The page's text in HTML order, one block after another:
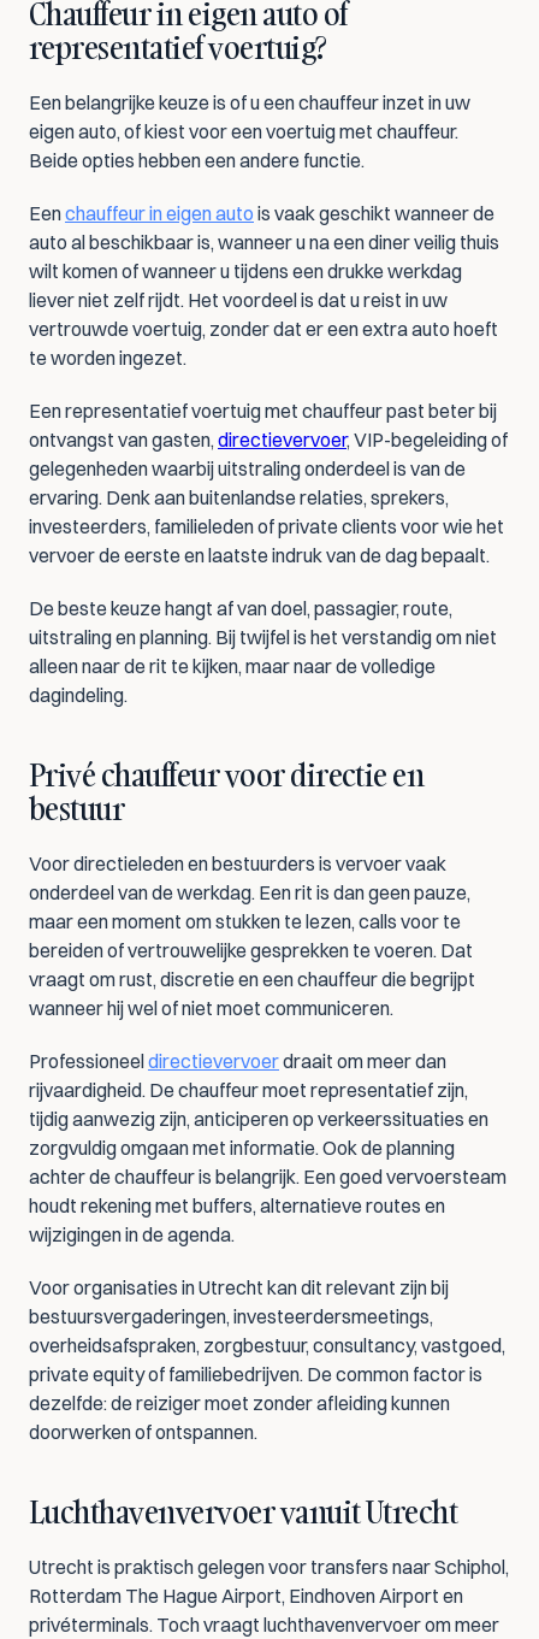
Chauffeur in eigen auto of
representatief voertuig?
Een belangrijke keuze is of u een chauffeur inzet in uw
eigen auto, of kiest voor een voertuig met chauffeur.
Beide opties hebben een andere functie.
Een chauffeur in eigen auto is vaak geschikt wanneer de
auto al beschikbaar is, wanneer u na een diner veilig thuis
wilt komen of wanneer u tijdens een drukke werkdag
liever niet zelf rijdt. Het voordeel is dat u reist in uw
vertrouwde voertuig, zonder dat er een extra auto hoeft
te worden ingezet.
Een representatief voertuig met chauffeur past beter bij
ontvangst van gasten, directievervoer, VIP-begeleiding of
gelegenheden waarbij uitstraling onderdeel is van de
ervaring. Denk aan buitenlandse relaties, sprekers,
investeerders, familieleden of private clients voor wie het
vervoer de eerste en laatste indruk van de dag bepaalt.
De beste keuze hangt af van doel, passagier, route,
uitstraling en planning. Bij twijfel is het verstandig om niet
alleen naar de rit te kijken, maar naar de volledige
dagindeling.
Privé chauffeur voor directie en
bestuur
Voor directieleden en bestuurders is vervoer vaak
onderdeel van de werkdag. Een rit is dan geen pauze,
maar een moment om stukken te lezen, calls voor te
bereiden of vertrouwelijke gesprekken te voeren. Dat
vraagt om rust, discretie en een chauffeur die begrijpt
wanneer hij wel of niet moet communiceren.
Professioneel directievervoer draait om meer dan
rijvaardigheid. De chauffeur moet representatief zijn,
tijdig aanwezig zijn, anticiperen op verkeerssituaties en
zorgvuldig omgaan met informatie. Ook de planning
achter de chauffeur is belangrijk. Een goed vervoersteam
houdt rekening met buffers, alternatieve routes en
wijzigingen in de agenda.
Voor organisaties in Utrecht kan dit relevant zijn bij
bestuursvergaderingen, investeerdersmeetings,
overheidsafspraken, zorgbestuur, consultancy, vastgoed,
private equity of familiebedrijven. De common factor is
dezelfde: de reiziger moet zonder afleiding kunnen
doorwerken of ontspannen.
Luchthavenvervoer vanuit Utrecht
Utrecht is praktisch gelegen voor transfers naar Schiphol,
Rotterdam The Hague Airport, Eindhoven Airport en
privéterminals. Toch vraagt luchthavenvervoer om meer